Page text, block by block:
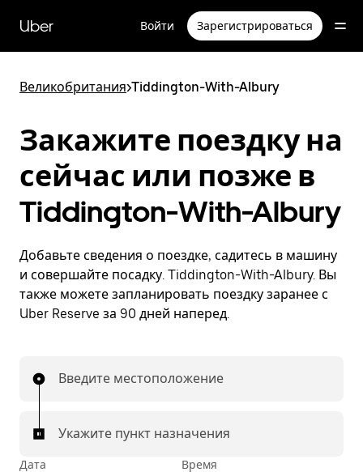
перейти
к
содержимому
Uber Войти Зарегистрироваться
Великобритания>Tiddington-With-Albury
Закажите поездку на
сейчас или позже в
Tiddington-With-Albury
Добавьте сведения о поездке, садитесь в машину
и совершайте посадку. Tiddington-With-Albury. Вы
также можете запланировать поездку заранее с
Uber Reserve за 90 дней наперед.
Введите местоположение
Укажите пункт назначения
Дата Время